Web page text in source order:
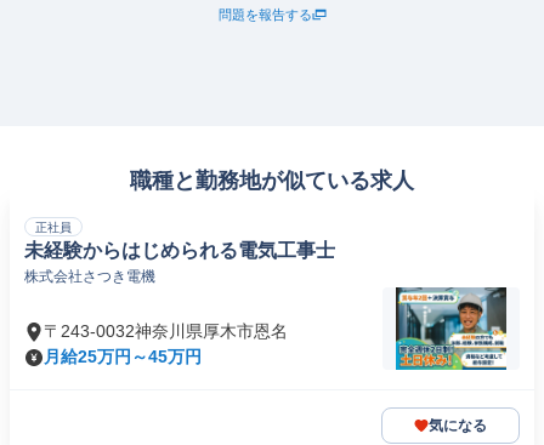
問題を報告する
職種と勤務地が似ている求人
正社員
未経験からはじめられる電気工事士
株式会社さつき電機
〒243-0032神奈川県厚木市恩名
月給25万円～45万円
気になる